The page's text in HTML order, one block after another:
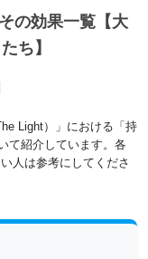
の効果一覧【大
ち】
Light）」における「持
て紹介しています。各
人は参考にしてくださ